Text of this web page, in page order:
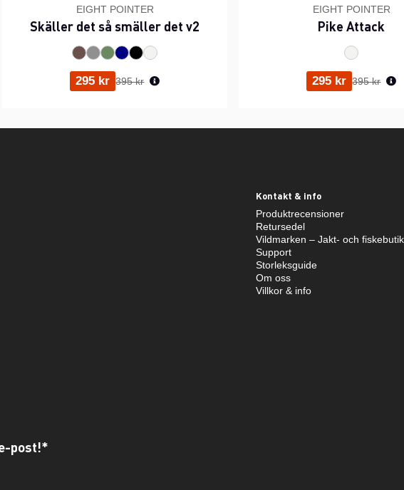
EIGHT POINTER
Skäller det så smäller det v2
295 kr Ordinarie pris:
395 kr
EIGHT POINTER
Pike Attack
295 kr Ordinarie
395 kr
Kontakt & info
Produktrecensioner
Retursedel
Vildmarken – Jakt- och
Support
Storleksguide
Om oss
Villkor & info
post!*